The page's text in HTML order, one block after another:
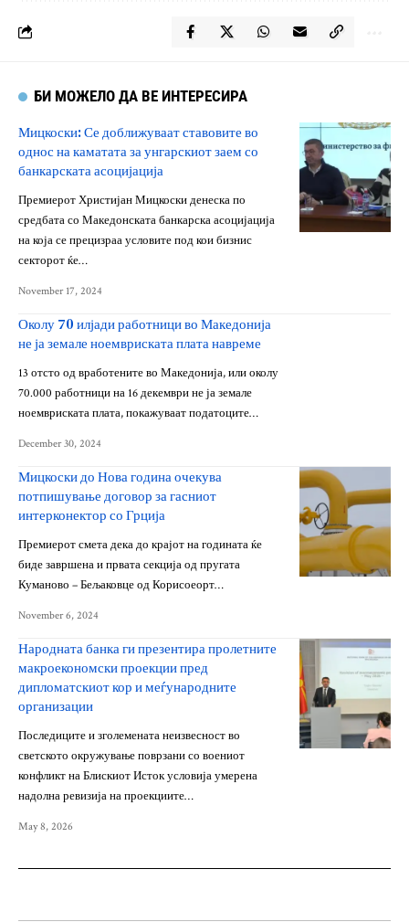
БИ МОЖЕЛО ДА ВЕ ИНТЕРЕСИРА
Мицкоски: Се доближуваат ставовите во
однос на каматата за унгарскиот заем со
банкарската асоцијација
Премиерот Христијан Мицкоски денеска по
средбата со Македонската банкарска асоцијација
на која се прецизраа условите под кои бизнис
секторот ќе…
November 17, 2024
Околу 70 илјади работници во Македонија
не ја земале ноемвриската плата навреме
13 отсто од вработените во Македонија, или околу
70.000 работници на 16 декември не ја земале
ноемвриската плата, покажуваат податоците…
December 30, 2024
Мицкоски до Нова година очекува
потпишување договор за гасниот
интерконектор со Грција
Премиерот смета дека до крајот на годината ќе
биде завршена и првата секција од пругата
Куманово – Бељаковце од Корисоеорт…
November 6, 2024
Народната банка ги презентира пролетните
макроекономски проекции пред
дипломатскиот кор и меѓународните
организации
Последиците и зголемената неизвесност во
светското окружување поврзани со воениот
конфликт на Блискиот Исток условија умерена
надолна ревизија на проекциите…
May 8, 2026